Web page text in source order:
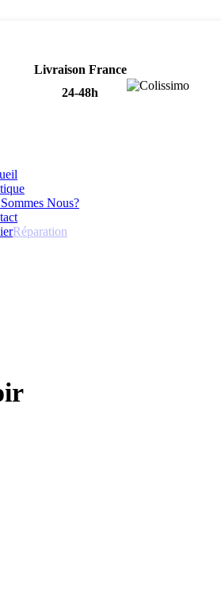
Livraison France
24-48h
Nous?
Réparation